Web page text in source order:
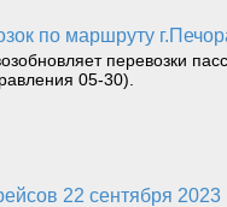
по маршруту
перевозки
05-30).
22 сентября